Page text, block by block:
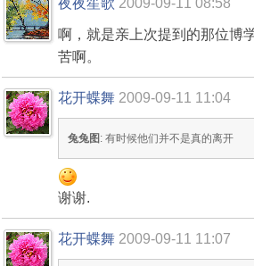
啊，就是亲上次提到的那位博
苦啊。
花开蝶舞 2009-09-11 11:04
兔兔图 : 有时候他们并不是真的离开
谢谢.
花开蝶舞 2009-09-11 11:07